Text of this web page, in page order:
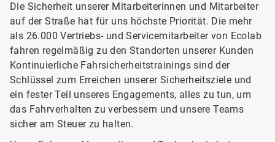
Die Sicherheit unserer Mitarbeiterinnen und Mitarbeiter
auf der Straße hat für uns höchste Priorität. Die mehr
als 26.000 Vertriebs- und Servicemitarbeiter von Ecolab
fahren regelmäßig zu den Standorten unserer Kunden
Kontinuierliche Fahrsicherheitstrainings sind der
Schlüssel zum Erreichen unserer Sicherheitsziele und
ein fester Teil unseres Engagements, alles zu tun, um
das Fahrverhalten zu verbessern und unsere Teams
sicher am Steuer zu halten.